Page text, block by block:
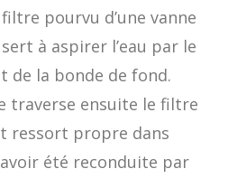
pourvu d’une vanne
à aspirer l’eau par le
de la bonde de fond.
traverse ensuite le filtre
ressort propre dans
été reconduite par